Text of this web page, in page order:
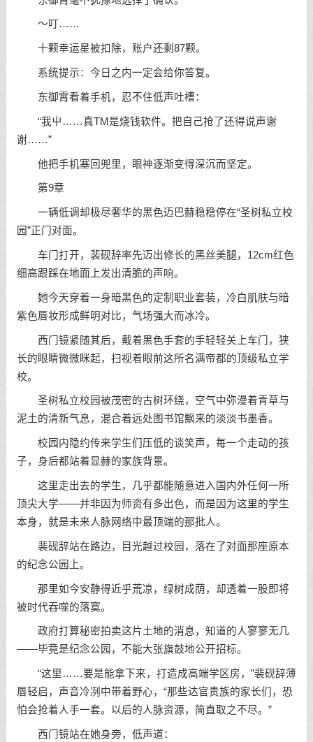
～叮……
十颗幸运星被扣除，账户还剩87颗。
系统提示：今日之内一定会给你答复。
东御霄看着手机，忍不住低声吐槽：
“我屮……真TM是烧钱软件。把自己抢了还得说声谢
谢……”
他把手机塞回兜里，眼神逐渐变得深沉而坚定。
第9章
一辆低调却极尽奢华的黑色迈巴赫稳稳停在“圣树私立校
园”正门对面。
车门打开，裴砚辞率先迈出修长的黑丝美腿，12cm红色
细高跟踩在地面上发出清脆的声响。
她今天穿着一身暗黑色的定制职业套装，冷白肌肤与暗
紫色唇妆形成鲜明对比，气场强大而冰冷。
西门镜紧随其后，戴着黑色手套的手轻轻关上车门，狭
长的眼睛微微眯起，扫视着眼前这所名满帝都的顶级私立学
校。
圣树私立校园被茂密的古树环绕，空气中弥漫着青草与
泥土的清新气息，混合着远处图书馆飘来的淡淡书墨香。
校园内隐约传来学生们压低的谈笑声，每一个走动的孩
子，身后都站着显赫的家族背景。
这里走出去的学生，几乎都能随意进入国内外任何一所
顶尖大学——并非因为师资有多出色，而是因为这里的学生
本身，就是未来人脉网络中最顶端的那批人。
裴砚辞站在路边，目光越过校园，落在了对面那座原本
的纪念公园上。
那里如今安静得近乎荒凉，绿树成荫，却透着一股即将
被时代吞噬的落寞。
政府打算秘密拍卖这片土地的消息，知道的人寥寥无几
——毕竟是纪念公园，不能大张旗鼓地公开招标。
“这里……要是能拿下来，打造成高端学区房，”裴砚辞薄
唇轻启，声音冷冽中带着野心，“那些达官贵族的家长们，恐
怕会抢着人手一套。以后的人脉资源，简直取之不尽。”
西门镜站在她身旁，低声道：